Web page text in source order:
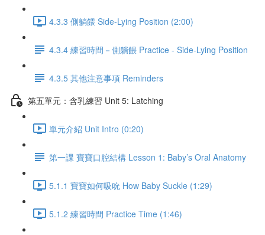
4.3.3 側躺餵 Side-Lying Position (2:00)
4.3.4 練習時間－側躺餵 Practice - Side-Lying Position
4.3.5 其他注意事項 Reminders
第五單元：含乳練習 Unit 5: Latching
單元介紹 Unit Intro (0:20)
第一課 寶寶口腔結構 Lesson 1: Baby’s Oral Anatomy
5.1.1 寶寶如何吸吮 How Baby Suckle (1:29)
5.1.2 練習時間 Practice Time (1:46)